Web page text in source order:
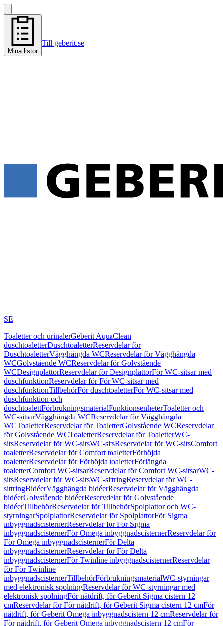
Mina listor
Till geberit.se
SE
Toaletter och urinalerGeberit AquaClean
duschtoaletterDuschtoaletterReservdelar för
DuschtoaletterVägghängda WCReservdelar för Vägghängda
WCGolvstående WCReservdelar för Golvstående
WCDesignplattorReservdelar för DesignplattorFör WC-sitsar med
duschfunktionReservdelar för För WC-sitsar med
duschfunktionTillbehörFör duschtoaletterFör WC-sitsar med
duschfunktion och
duschtoalettFörbrukningsmaterialFunktionsenheterToaletter och
WC-sitsarVägghängda WCReservdelar för Vägghängda
WCToaletterReservdelar för ToaletterGolvstående WCReservdelar
för Golvstående WCToaletterReservdelar för ToaletterWC-
sitsReservdelar för WC-sitsWC-sitsReservdelar för WC-sitsComfort
toaletterReservdelar för Comfort toaletterFörhöjda
toaletterReservdelar för Förhöjda toaletterFörlängda
toaletterComfort WC-sitsarReservdelar för Comfort WC-sitsarWC-
sitsReservdelar för WC-sitsWC-sittringReservdelar för WC-
sittringBidéerVägghängda bidéerReservdelar för Vägghängda
bidéerGolvstående bidéerReservdelar för Golvstående
bidéerTillbehörReservdelar för TillbehörSpolplattor och WC-
styrningarSpolplattorReservdelar för SpolplattorFör Sigma
inbyggnadscisternerReservdelar för För Sigma
inbyggnadscisternerFör Omega inbyggnadscisternerReservdelar för
För Omega inbyggnadscisternerFör Delta
inbyggnadscisternerReservdelar för För Delta
inbyggnadscisternerFör Twinline inbyggnadscisternerReservdelar
för För Twinline
inbyggnadscisternerTillbehörFörbrukningsmaterialWC-styrningar
med elektronisk spolningReservdelar för WC-styrningar med
elektronisk spolningFör nätdrift, för Geberit Sigma cistern 12
cmReservdelar för För nätdrift, för Geberit Sigma cistern 12 cmFör
nätdrift, för Geberit Omega inbyggnadscistern 12 cmReservdelar för
För nätdrift, för Geberit Omega inbyggnadscistern 12 cmFör